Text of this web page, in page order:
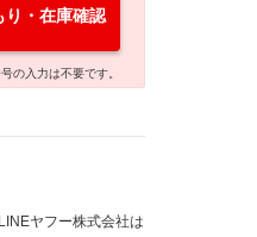
り・在庫確認
の入力は不要です。
ヤフー株式会社は